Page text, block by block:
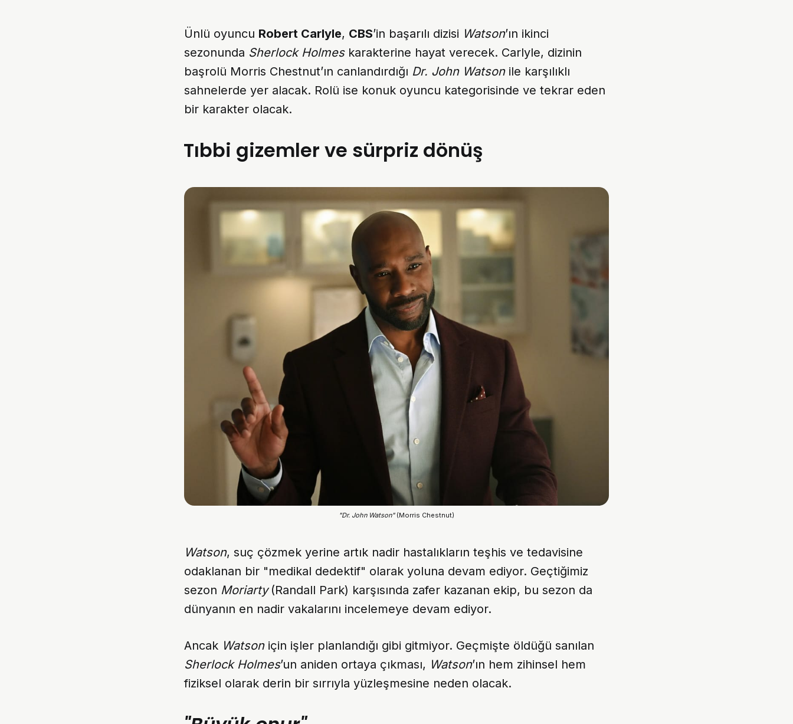
Ünlü oyuncu Robert Carlyle, CBS’in başarılı dizisi Watson’ın ikinci
sezonunda Sherlock Holmeskarakterine hayat verecek. Carlyle, dizinin
başrolü Morris Chestnut’ın canlandırdığı Dr. John Watsonile karşılıklı
sahnelerde yer alacak. Rolü ise konuk oyuncu kategorisinde ve tekrar eden
bir karakter olacak.
Tıbbi gizemler ve sürpriz dönüş
"Dr. John Watson" (Morris Chestnut)
Watson, suç çözmek yerine artık nadir hastalıkların teşhis ve tedavisine
odaklanan bir "medikal dedektif" olarak yoluna devam ediyor. Geçtiğimiz
sezon Moriarty (Randall Park) karşısında zafer kazanan ekip, bu sezon da
dünyanın en nadir vakalarını incelemeye devam ediyor.
Ancak Watsoniçin işler planlandığı gibi gitmiyor. Geçmişte öldüğü sanılan
Sherlock Holmes’un aniden ortaya çıkması, Watson’ın hem zihinsel hem
fiziksel olarak derin bir sırrıyla yüzleşmesine neden olacak.